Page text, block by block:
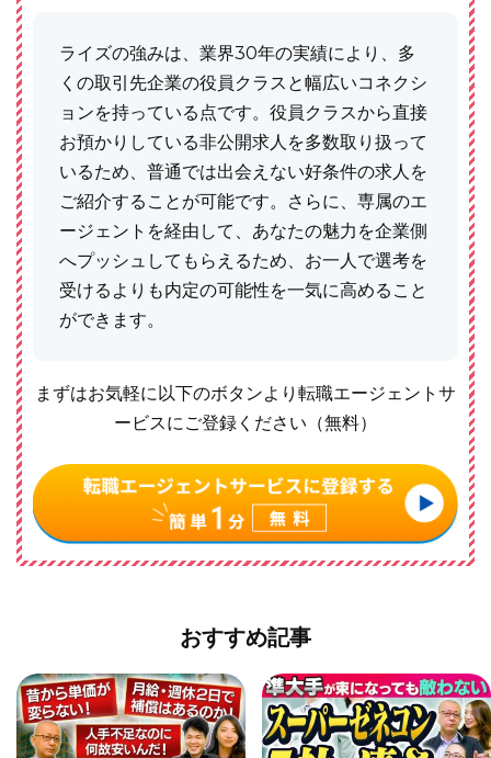
ライズの強みは、業界30年の実績により、多
くの取引先企業の役員クラスと幅広いコネクシ
ョンを持っている点です。役員クラスから直接
お預かりしている非公開求人を多数取り扱って
いるため、普通では出会えない好条件の求人を
ご紹介することが可能です。さらに、専属のエ
ージェントを経由して、あなたの魅力を企業側
へプッシュしてもらえるため、お一人で選考を
受けるよりも内定の可能性を一気に高めること
ができます。
まずはお気軽に以下のボタンより転職エージェントサ
ービスにご登録ください（無料）
おすすめ記事